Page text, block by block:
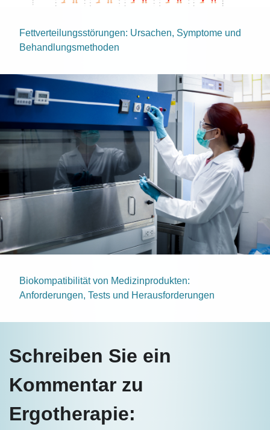
Fettverteilungsstörungen: Ursachen, Symptome und
Behandlungsmethoden
Biokompatibilität von Medizinprodukten:
Anforderungen, Tests und Herausforderungen
Schreiben Sie ein
Kommentar zu
Ergotherapie: